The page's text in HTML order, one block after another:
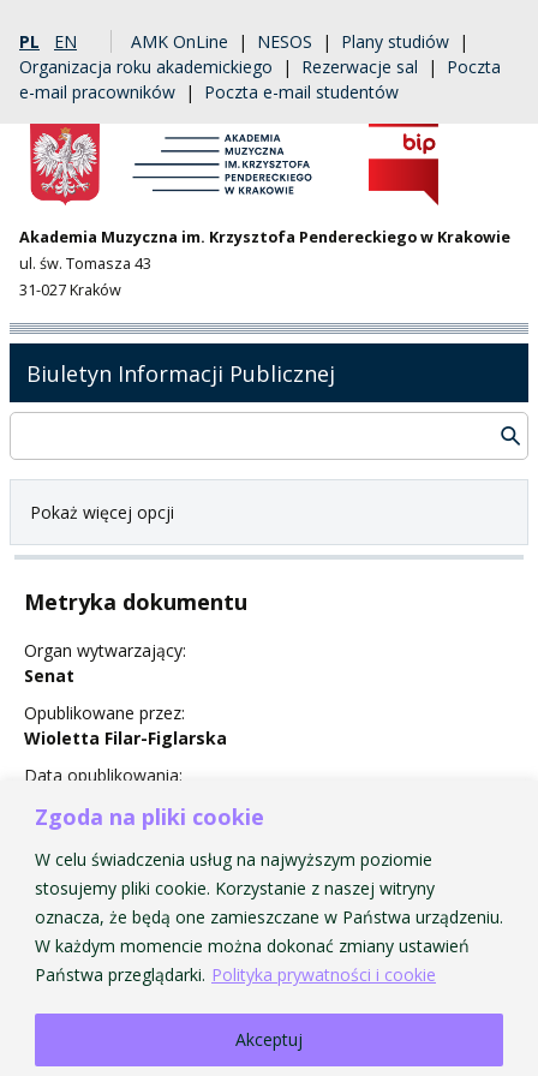
Zgoda na pliki cookie
W celu świadczenia usług na najwyższym poziomie
stosujemy pliki cookie. Korzystanie z naszej witryny
oznacza, że będą one zamieszczane w Państwa urządzeniu.
W każdym momencie można dokonać zmiany ustawień
Państwa przeglądarki. Polityka prywatności i cookie
Akceptuj
PL EN AMK OnLine | NESOS | Plany studiów |
Organizacja roku akademickiego | Rezerwacje sal | Poczta
e-mail pracowników | Poczta e-mail studentów
Akademia Muzyczna im. Krzysztofa Pendereckiego w Krakowie
ul. św. Tomasza 43
31-027 Kraków
Biuletyn Informacji Publicznej
Pokaż więcej opcji
Metryka dokumentu
Organ wytwarzający:
Senat
Opublikowane przez:
Wioletta Filar-Figlarska
Data opublikowania:
Obowiązuje
Strona Główna AMKP Strona Główna BIP